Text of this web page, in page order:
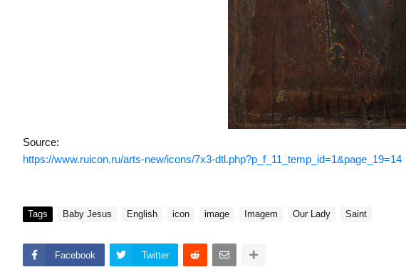
Source:
https://www.ruicon.ru/arts-new/icons/7x3-dtl.php?p_f_11_temp_id=1&page_19=14
Tags Baby Jesus English icon image Imagem Our Lady Saint
Facebook Twitter